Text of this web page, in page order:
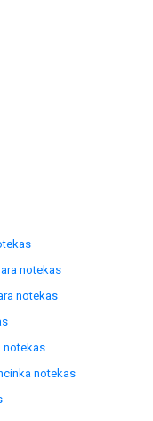
notekas
notekas
notekas
notekas